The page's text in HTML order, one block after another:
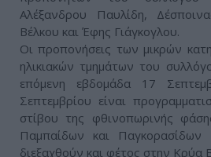
Αλέξανδρου Παυλίδη,
Βέλκου και Έφης Γιάγκογλου.
Οι προπονήσεις των μικρών
ηλικιακών τμημάτων του
επόμενη εβδομάδα 17
Σεπτεμβρίου είναι
στίβου της φθινοπωρινής
Παμπαίδων και
διεξαχθούν και φέτος στην Κρύα